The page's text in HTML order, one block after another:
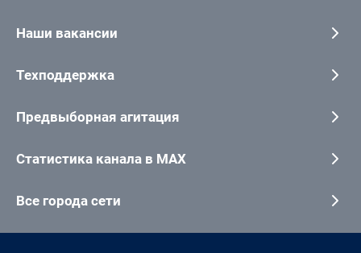
Наши вакансии
Техподдержка
Предвыборная агитация
Статистика канала в MAX
Все города сети